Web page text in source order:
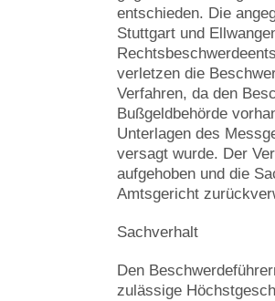
entschieden. Die
Stuttgart und
verletzen die
Verfahren, da den
Bußgeldbehörde
Unterlagen des
versagt wurde. Der
aufgehoben und die
Amtsgericht
Sachverhalt
Den
zulässige